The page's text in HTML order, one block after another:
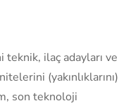
teknik, ilaç adayları ve
(yakınlıklarını)
son teknoloji